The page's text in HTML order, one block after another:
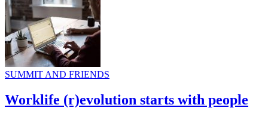
SUMMIT AND FRIENDS
Worklife (r)evolution starts with people